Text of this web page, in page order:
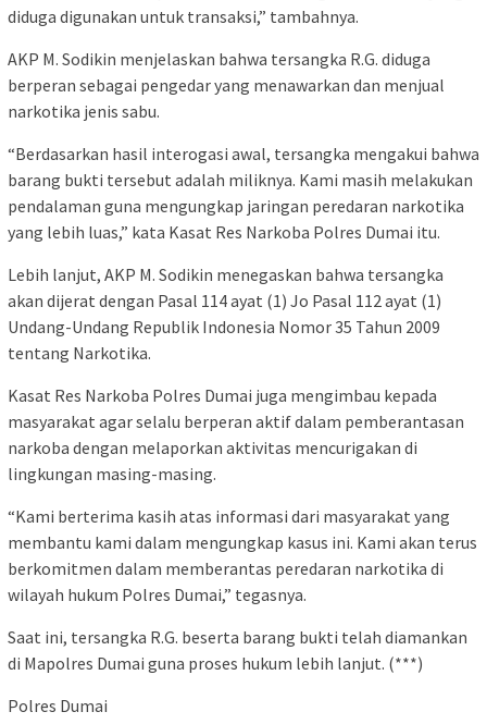
diduga digunakan untuk transaksi,” tambahnya.
AKP M. Sodikin menjelaskan bahwa tersangka R.G. diduga
berperan sebagai pengedar yang menawarkan dan menjual
narkotika jenis sabu.
“Berdasarkan hasil interogasi awal, tersangka mengakui bahwa
barang bukti tersebut adalah miliknya. Kami masih melakukan
pendalaman guna mengungkap jaringan peredaran narkotika
yang lebih luas,” kata Kasat Res Narkoba Polres Dumai itu.
Lebih lanjut, AKP M. Sodikin menegaskan bahwa tersangka
akan dijerat dengan Pasal 114 ayat (1) Jo Pasal 112 ayat (1)
Undang-Undang Republik Indonesia Nomor 35 Tahun 2009
tentang Narkotika.
Kasat Res Narkoba Polres Dumai juga mengimbau kepada
masyarakat agar selalu berperan aktif dalam pemberantasan
narkoba dengan melaporkan aktivitas mencurigakan di
lingkungan masing-masing.
“Kami berterima kasih atas informasi dari masyarakat yang
membantu kami dalam mengungkap kasus ini. Kami akan terus
berkomitmen dalam memberantas peredaran narkotika di
wilayah hukum Polres Dumai,” tegasnya.
Saat ini, tersangka R.G. beserta barang bukti telah diamankan
di Mapolres Dumai guna proses hukum lebih lanjut. (***)
Polres Dumai